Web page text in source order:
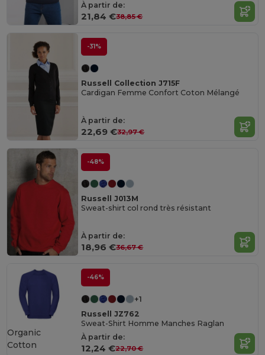
À partir de:
21,84 €38,85 €
-31%
Russell Collection J715F
Cardigan Femme Confort Coton Mélangé
À partir de:
22,69 €32,97 €
-48%
Russell J013M
Sweat-shirt col rond très résistant
À partir de:
18,96 €36,67 €
-46%
+1
Russell JZ762
Sweat-Shirt Homme Manches Raglan
À partir de:
12,24 €22,70 €
Organic
Cotton